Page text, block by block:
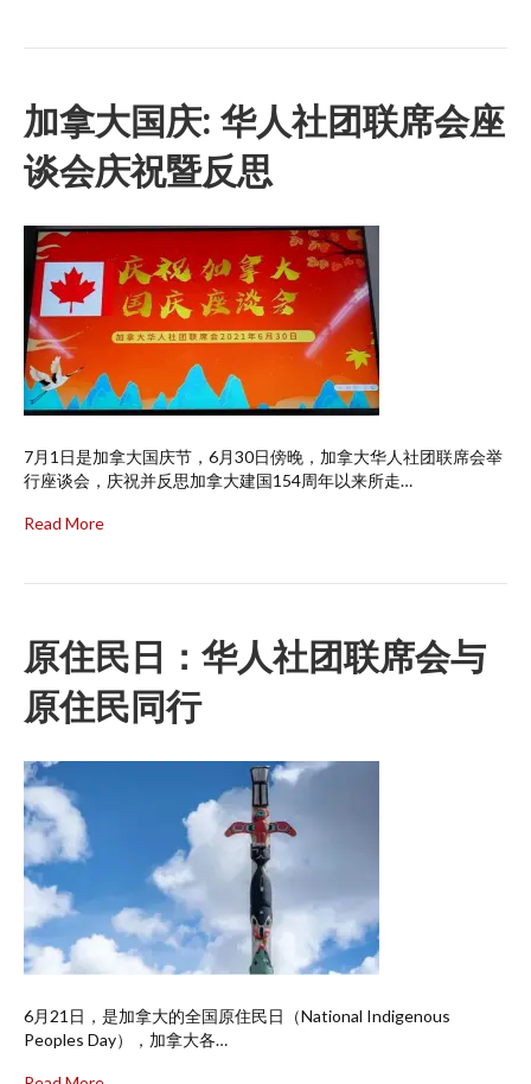
加拿大国庆: 华人社团联席会座
谈会庆祝暨反思
7月1日是加拿大国庆节，6月30日傍晚，加拿大华人社团联席会举
行座谈会，庆祝并反思加拿大建国154周年以来所走…
Read More
原住民日：华人社团联席会与
原住民同行
6月21日，是加拿大的全国原住民日（National Indigenous
Peoples Day），加拿大各…